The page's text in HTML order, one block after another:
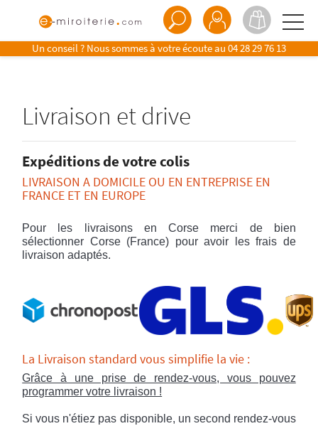
Un conseil ? Nous sommes à votre écoute au 04 28 29 76 13
Livraison et drive
Expéditions de votre colis
LIVRAISON A DOMICILE OU EN ENTREPRISE EN
FRANCE ET EN EUROPE
Pour les livraisons en Corse merci de bien
sélectionner Corse (France) pour avoir les frais de
livraison adaptés.
La Livraison standard vous simplifie la vie :
Grâce à une prise de rendez-vous, vous pouvez
programmer votre livraison !
Si vous n'étiez pas disponible, un second rendez-vous